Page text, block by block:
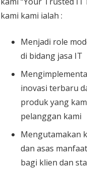
kami kami ialah :
Menjadi role
di bidang jasa IT
inovasi terbaru
produk yang
pelanggan kami
Mengutamakan
dan asas
bagi klien dan